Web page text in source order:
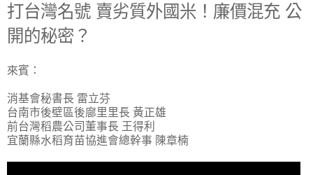
打台灣名號 賣劣質外國米！廉價混充 公
開的秘密？
來賓：
消基會秘書長 雷立芬
台南市後壁區後廍里里長 黃正雄
前台灣稻農公司董事長 王得利
宜蘭縣水稻育苗協進會總幹事 陳章楠